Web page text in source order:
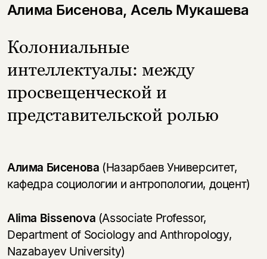
Aлима Бисенова, Асель Мукашева
Колониальные
интеллектуалы: между
просвещенческой и
представительской ролью
Aлима Бисенова (Назарбаев Университет,
кафедра социологии и антропологии, доцент)
Alima Bissenova (Associate Professor,
Department of Sociology and Anthropology,
Nazabayev University)